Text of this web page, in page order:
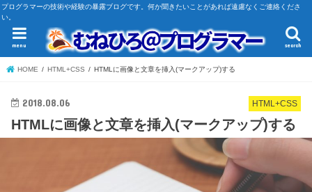
プログラマーの技術や経験の暴露ブログです。何か聞きたいことがあれば遠慮なくご連絡くださ
い。
search
menu
HOME HTML+CSS HTMLに画像と文章を挿入(マークアップ)する
HTML+CSS
2018.08.06
HTMLに画像と文章を挿入(マークアップ)する